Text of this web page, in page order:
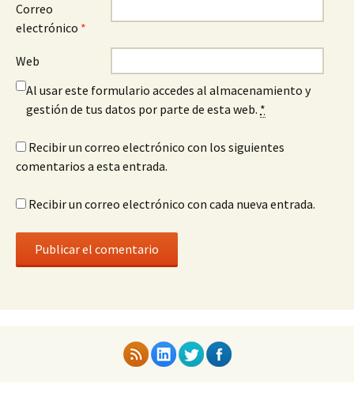
Correo
electrónico *
Web
Al usar este formulario accedes al almacenamiento y
gestión de tus datos por parte de esta web. *
Recibir un correo electrónico con los siguientes
comentarios a esta entrada.
Recibir un correo electrónico con cada nueva entrada.